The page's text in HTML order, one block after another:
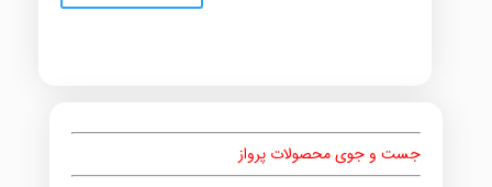
جست و جوی محصولات پرواز